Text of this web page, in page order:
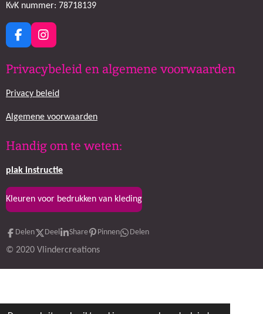
KvK nummer: 78718139
F
a
e
o
k
I
n
t
g
a
Privacybeleid en algemene voorwaarden
Privacy beleid
Algemene voorwaarden
Handig om te weten:
plak instructie
Kleuren voor bedrukken van kleding
Delen Deel Share Pinnen Delen
© 2020 Vlindercreations